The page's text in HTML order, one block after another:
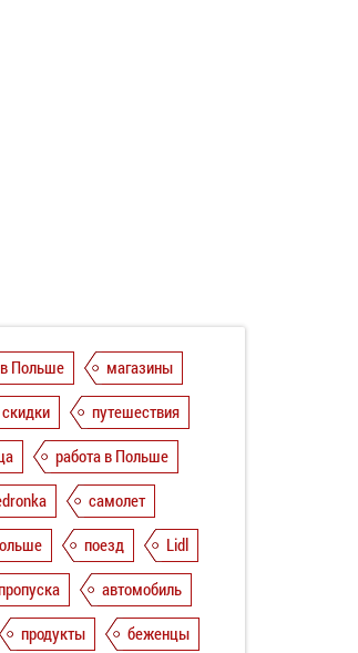
Польше
магазины
путешествия
работа в Польше
самолет
поезд
Lidl
автомобиль
продукты
беженцы